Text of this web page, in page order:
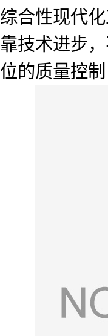
综合性现代
靠技术进步
位的质量控